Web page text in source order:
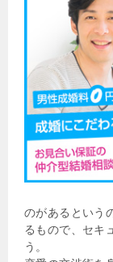
のがあるという
るもので、セキ
う。